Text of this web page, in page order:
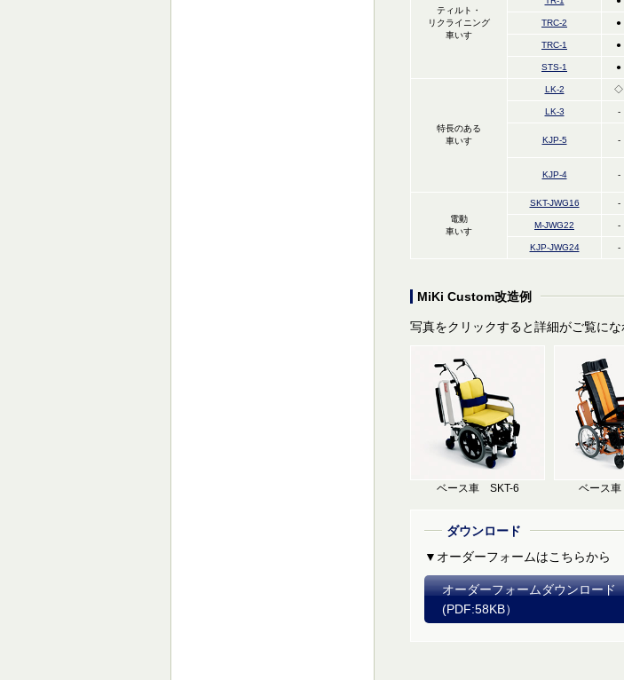
ティルト・
リクライニング
車いす
TRC-2 ●
TRC-1 ●
STS-1 ●
特長のある
車いす
LK-2 ◇
LK-3 -
KJP-5 -
KJP-4 -
電動
車いす
SKT-JWG16 -
M-JWG22 -
KJP-JWG24 -
MiKi Custom改造例
写真をクリックすると詳細がご覧にな
ベース車 SKT-6 ベース
ダウンロード
▼オーダーフォームはこちらから
オーダーフォームダウンロード
(PDF:58KB）